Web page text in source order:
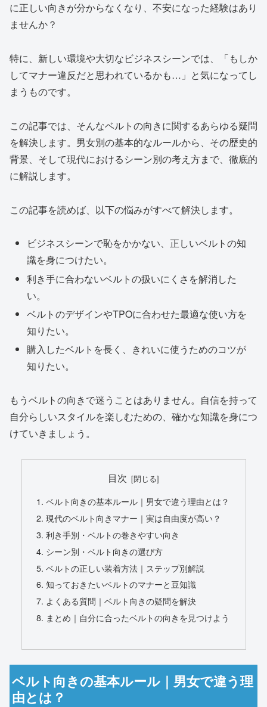
に正しい向きが分からなくなり、不安になった経験はあり
ませんか？
特に、新しい環境や大切なビジネスシーンでは、「もしか
してマナー違反だと思われているかも…」と気になってし
まうものです。
この記事では、そんなベルトの向きに関するあらゆる疑問
を解決します。男女別の基本的なルールから、その歴史的
背景、そして現代におけるシーン別の考え方まで、徹底的
に解説します。
この記事を読めば、以下の悩みがすべて解決します。
ビジネスシーンで恥をかかない、正しいベルトの知
識を身につけたい。
利き手に合わないベルトの扱いにくさを解消した
い。
ベルトのデザインやTPOに合わせた最適な使い方を
知りたい。
購入したベルトを長く、きれいに使うためのコツが
知りたい。
もうベルトの向きで迷うことはありません。自信を持って
自分らしいスタイルを楽しむための、確かな知識を身につ
けていきましょう。
目次
ベルト向きの基本ルール｜男女で違う理由とは？
現代のベルト向きマナー｜実は自由度が高い？
利き手別・ベルトの巻きやすい向き
シーン別・ベルト向きの選び方
ベルトの正しい装着方法｜ステップ別解説
知っておきたいベルトのマナーと豆知識
よくある質問｜ベルト向きの疑問を解決
まとめ｜自分に合ったベルトの向きを見つけよう
ベルト向きの基本ルール｜男女で違う理
由とは？